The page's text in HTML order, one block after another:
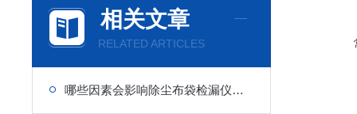
相关文章
RELATED ARTICLES
哪些因素会影响除尘布袋检漏仪的准确性？